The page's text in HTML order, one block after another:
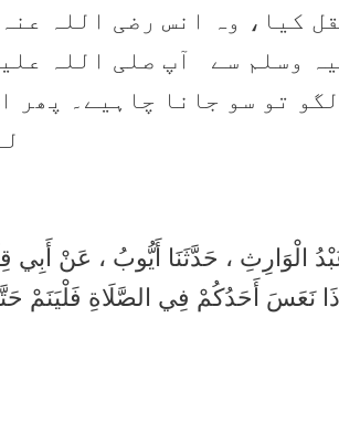
کیا، وہ انس رضی اللہ
وسلم سے آپ صلی اللہ
تو سو جانا چاہیے۔ پھر
الْوَارِثِ ، حَدَّثَنَا أَيُّوبُ ، عَنْ
نَعَسَ أَحَدُكُمْ فِي الصَّلَاةِ فَلْيَنَمْ